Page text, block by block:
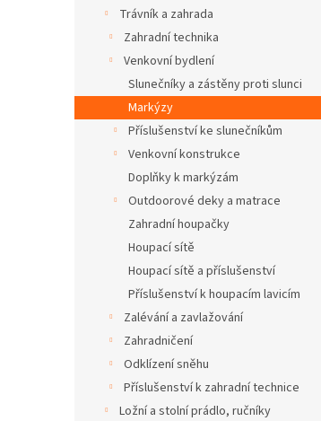
Trávník a zahrada
Zahradní technika
Venkovní bydlení
Slunečníky a zástěny proti slunci
Markýzy
Příslušenství ke slunečníkům
Venkovní konstrukce
Doplňky k markýzám
Outdoorové deky a matrace
Zahradní houpačky
Houpací sítě
Houpací sítě a příslušenství
Příslušenství k houpacím lavicím
Zalévání a zavlažování
Zahradničení
Odklízení sněhu
Příslušenství k zahradní technice
Ložní a stolní prádlo, ručníky